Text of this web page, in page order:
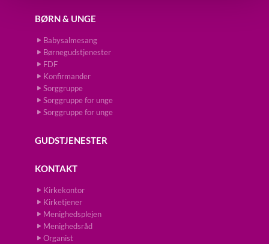
BØRN & UNGE
Babysalmesang
Børnegudstjenester
FDF
Konfirmander
Sorggruppe
Sorggruppe for unge
Sorggruppe for unge
GUDSTJENESTER
KONTAKT
Kirkekontor
Kirketjener
Menighedsplejen
Menighedsråd
Organist